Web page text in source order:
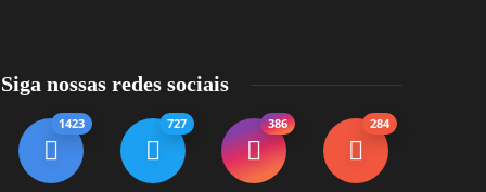
Siga nossas redes sociais
1423 727 386 284